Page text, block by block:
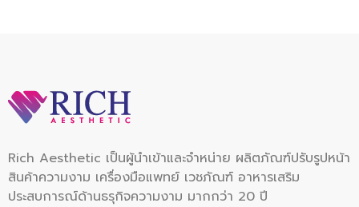
Rich Aesthetic เป็นผู้นำเข้าและจำหน่าย ผลิตภัณฑ์ปรับรูปหน้า
สินค้าความงาม เครื่องมือแพทย์ เวชภัณฑ์ อาหารเสริม
ประสบการณ์ด้านธรุกิจความงาม มากกว่า 20 ปี